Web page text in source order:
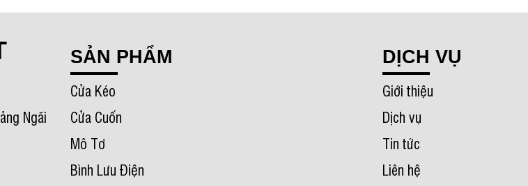
Ngãi
SẢN PHẨM
Cửa Kéo
Cửa Cuốn
Mô Tơ
Bình Lưu Điện
DỊCH VỤ
Giới thiệu
Dịch vụ
Tin tức
Liên hệ